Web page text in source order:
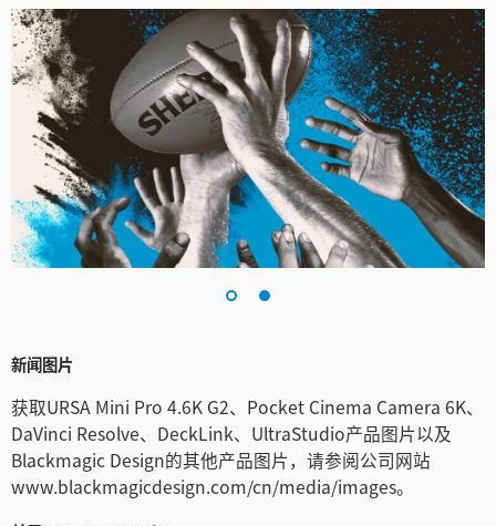
新闻图片
获取URSA Mini Pro 4.6K G2、Pocket Cinema Camera 6K、
DaVinci Resolve、DeckLink、UltraStudio产品图片以及
Blackmagic Design的其他产品图片，请参阅公司网站
www.blackmagicdesign.com/cn/media/images。